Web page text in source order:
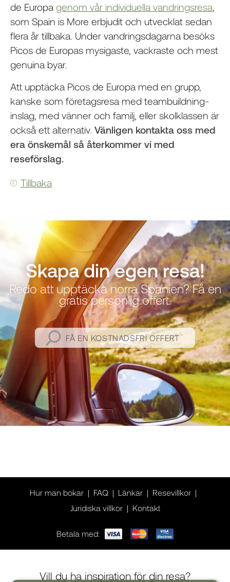
de Europa genom vår individuella vandringsresa,
som Spain is More erbjudit och utvecklat sedan
flera år tillbaka. Under vandringsdagarna besöks
Picos de Europas mysigaste, vackraste och mest
genuina byar.
Att upptäcka Picos de Europa med en grupp,
kanske som företagsresa med teambuildning-
inslag, med vänner och familj, eller skolklassen är
också ett alternativ. Vänligen kontakta oss med
era önskemål så återkommer vi med
reseförslag.
Tillbaka
Skapa din egen resa!
Redo att upptäcka norra Spanien? Få en
gratis personlig offert.
FÅ EN KOSTNADSFRI OFFERT
Hur man bokar FAQ Länkar
Resevillkor
Juridiska villkor
Kontakt
Betala med:
Vill du ha inspiration för din resa?